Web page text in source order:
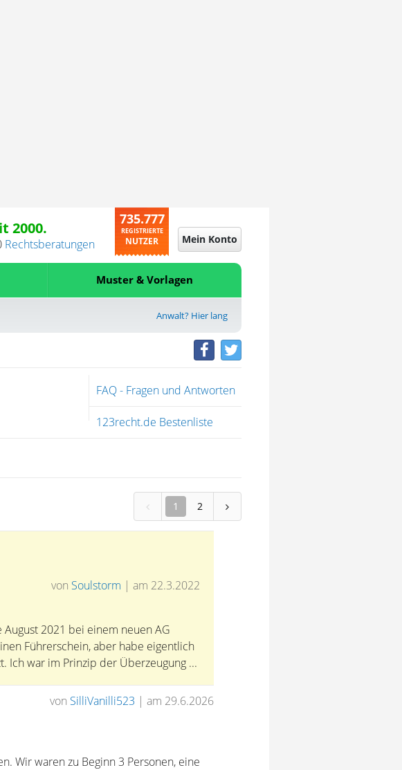
2000.
Rechtsberatungen
735.777
REGISTRIERTE
NUTZER Mein Konto
Muster & Vorlagen
Anwalt? Hier lang
FAQ - Fragen und Antworten
123recht.de Bestenliste
1 2
von Soulstorm | am 22.3.2022
2021 bei einem neuen AG
Führerschein, aber habe eigentlich
Ich war im Prinzip der Überzeugung ...
von SilliVanilli523 | am 29.6.2026
Wir waren zu Beginn 3 Personen, eine